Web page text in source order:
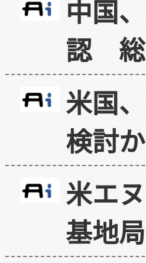
中国
認 総
米国
検討
米エ
基地